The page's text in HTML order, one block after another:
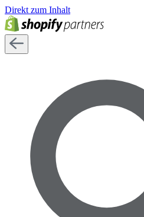
Direkt zum Inhalt